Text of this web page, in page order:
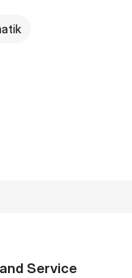
Ad­min­is­tra­tion
Ser­vice